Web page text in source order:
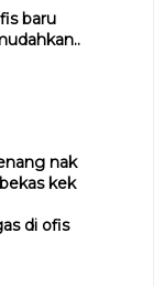
baru
nak
kek
di ofis